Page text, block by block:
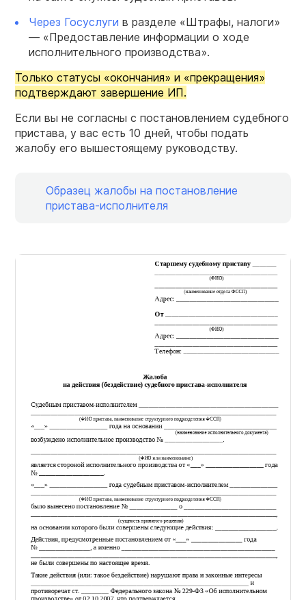
Через Госуслуги в разделе «Штрафы, налоги»
— «Предоставление информации о ходе
исполнительного производства».
Только статусы «окончания» и «прекращения»
подтверждают завершение ИП.
Если вы не согласны с постановлением судебного
пристава, у вас есть 10 дней, чтобы подать
жалобу его вышестоящему руководству.
Образец жалобы на постановление
пристава-исполнителя